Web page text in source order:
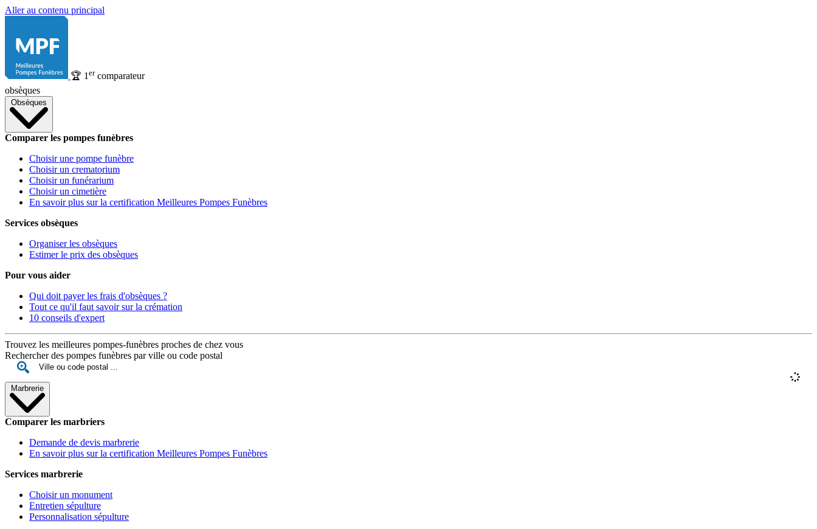
Aller au contenu principal
🏆 1 ercomparateur
obsèques
Obsèques
Comparer les pompes funèbres
Choisir une pompe funèbre
Choisir un crematorium
Choisir un funérarium
Choisir un cimetière
En savoir plus sur la certification Meilleures Pompes Funèbres
Services obsèques
Organiser les obsèques
Estimer le prix des obsèques
Pour vous aider
Qui doit payer les frais d'obsèques ?
Tout ce qu'il faut savoir sur la crémation
10 conseils d'expert
Trouvez les meilleures pompes-funèbres proches de chez vous
Rechercher des pompes funèbres par ville ou code postal
Marbrerie
Comparer les marbriers
Demande de devis marbrerie
En savoir plus sur la certification Meilleures Pompes Funèbres
Services marbrerie
Choisir un monument
Entretien sépulture
Personnalisation sépulture